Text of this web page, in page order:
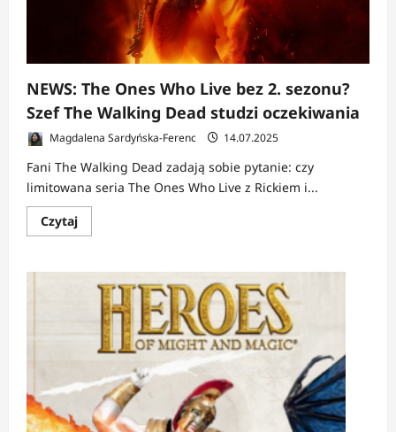
NEWS: The Ones Who Live bez 2. sezonu?
Szef The Walking Dead studzi oczekiwania
Magdalena Sardyńska-Ferenc 14.07.2025
Fani The Walking Dead zadają sobie pytanie: czy
limitowana seria The Ones Who Live z Rickiem i...
CzytajDowiedz
się
NEWS:
The
Ones
Who
sezonu?
The
Walking
Dead
studzi